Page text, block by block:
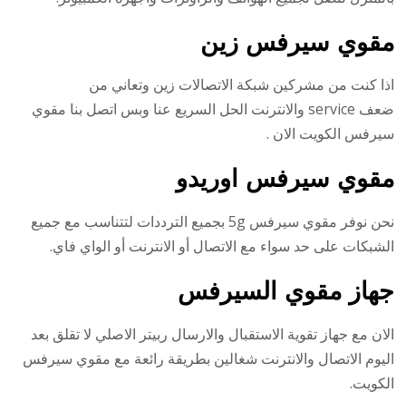
مقوي سيرفس زين
اذا كنت من مشركين شبكة الاتصالات زين وتعاني من
ضعف service والانترنت الحل السريع عنا وبس اتصل بنا مقوي
سيرفس الكويت الان .
مقوي سيرفس اوريدو
نحن نوفر مقوي سيرفس 5g بجميع الترددات لتتناسب مع جميع
الشبكات على حد سواء مع الاتصال أو الانترنت أو الواي فاي.
جهاز مقوي السيرفس
الان مع جهاز تقوية الاستقبال والارسال ربيتر الاصلي لا تقلق بعد
اليوم الاتصال والانترنت شغالين بطريقة رائعة مع مقوي سيرفس
الكويت.